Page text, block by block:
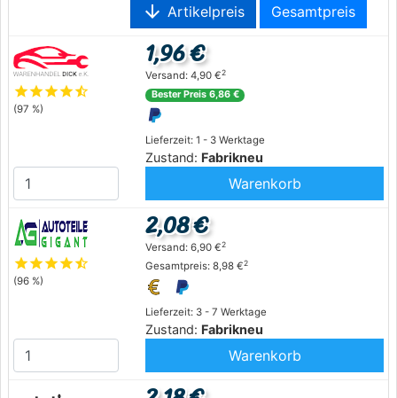
arrow_downward Artikelpreis Gesamtpreis
starstarstarstarstar_half
(97 %)
Lieferzeit: 1 - 3 Werktage
Zustand: Fabrikneu
1,96 €
Versand: 4,90 €2
Bester Preis 6,86 €
Warenkorb
starstarstarstarstar_half
(96 %)
Lieferzeit: 3 - 7 Werktage
Zustand: Fabrikneu
2,08 €
Versand: 6,90 €2
Gesamtpreis: 8,98 €2
Warenkorb